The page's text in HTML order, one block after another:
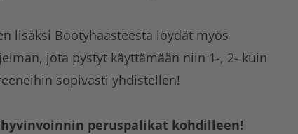
lisäksi Bootyhaasteesta löydät myös
jota pystyt käyttämään niin 1-, 2- kuin
sopivasti yhdistellen!
peruspalikat kohdilleen!